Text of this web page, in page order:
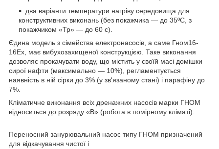
два варіанти температури нагріву середовища для
конструктивних виконань (без покажчика — до 35ºС, з
покажчиком «Тр» — до 60 с).
Єдина модель з сімейства електронасосів, а саме Гном16-
16Ex, має вибухозахищеної конструкцією. Таке виконання
дозволяє прокачувати воду, що містить у своїй масі домішки
сирої нафти (максимально — 10%), регламентується
наявність в ній сірки до 3% (у зв'язаному стані) і парафіну до
7%.
Кліматичне виконання всіх дренажних насосів марки ГНОМ
відноситься до розряду «В» (робота в помірному кліматі).
Переносний занурювальний насос типу ГНОМ призначений
для відкачування чистої і